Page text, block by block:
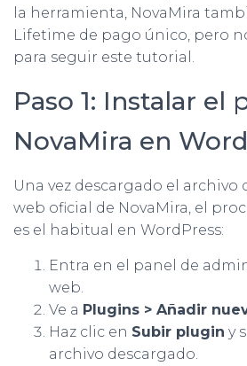
la herramienta, NovaMira
Lifetime de pago único, pero
para seguir este tutorial.
Paso 1: Instalar el
NovaMira en
Una vez descargado el archivo
web oficial de NovaMira, el
es el habitual en WordPress:
Entra en el panel de
web.
Ve a Plugins > Añadir
Haz clic en Subir plugin y
archivo descargado.